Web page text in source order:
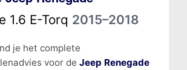
1.6 E-Torq 2015–2018
je het complete
voor de Jeep Renegade